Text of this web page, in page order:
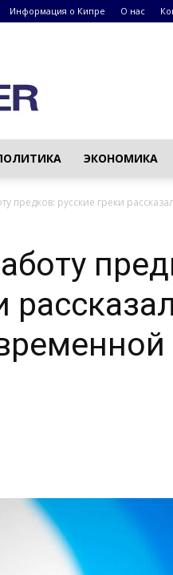
Информация о Кипре О нас
ЭКОНОМИКА
предков: русские греки